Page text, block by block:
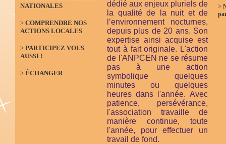
NATIONALES
> COMPRENDRE NOS
ACTIONS LOCALES
> PARTICIPEZ VOUS
AUSSI !
> ÉCHANGER
dédié aux enjeux pluriels de
la qualité de la nuit et de
l’environnement nocturnes,
depuis plus de 20 ans. Son
expertise ainsi acquise est
tout à fait originale. L'action
de l'ANPCEN ne se résume
pas à une action
symbolique quelques
minutes ou quelques
heures dans l'année. Avec
patience, persévérance,
l'association travaille de
manière continue, toute
l'année, pour effectuer un
travail de fond.
>